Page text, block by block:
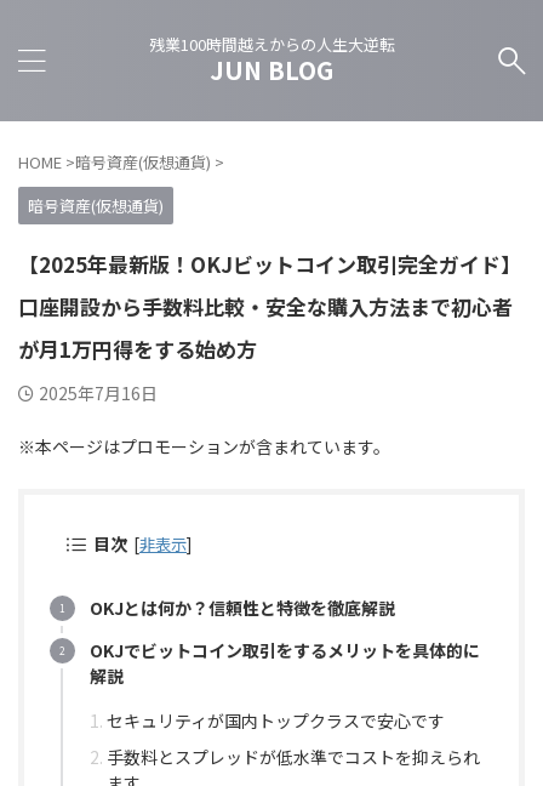
残業100時間越えからの人生大逆転
JUN BLOG
HOME >暗号資産(仮想通貨) >
暗号資産(仮想通貨)
【2025年最新版！OKJビットコイン取引完全ガイド】
口座開設から手数料比較・安全な購入方法まで初心者
が月1万円得をする始め方
2025年7月16日
※本ページはプロモーションが含まれています。
目次 [非表示]
OKJとは何か？信頼性と特徴を徹底解説
OKJでビットコイン取引をするメリットを具体的に
解説
セキュリティが国内トップクラスで安心です
手数料とスプレッドが低水準でコストを抑えられ